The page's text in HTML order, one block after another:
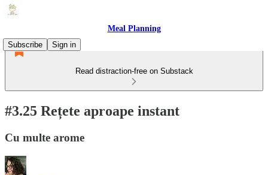
Meal Planning
Subscribe
Sign in
Read distraction-free on Substack
#3.25 Rețete aproape instant
Cu multe arome